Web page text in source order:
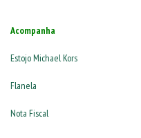
Acompanha
Estojo Michael Kors
Flanela
Nota Fiscal